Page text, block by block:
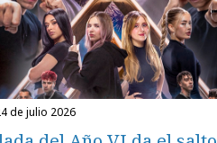
de julio 2026